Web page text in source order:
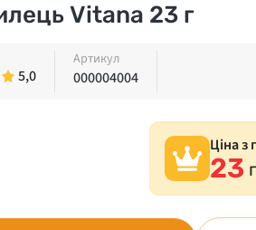
Vitana 23 г
5,0
Артикул
000004004
Ціна з
23